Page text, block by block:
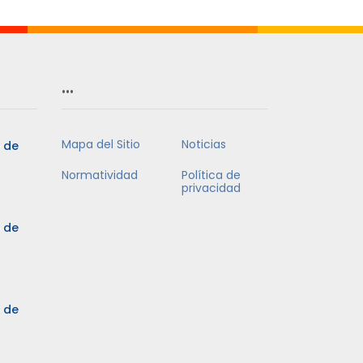
de
de
de
…
Mapa del Sitio
Noticias
Normatividad
Política de
privacidad